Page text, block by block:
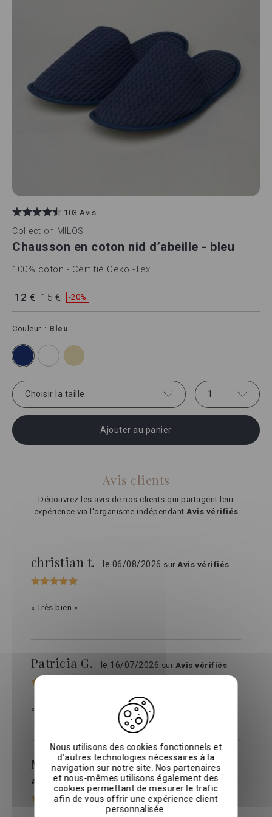
103 Avis
Collection MILOS
Chausson en coton nid d’abeille - bleu
100% coton - Certifié Oeko -Tex
12 € 15 € -20%
Couleur Bleu
Choisir la taille 1
Ajouter au panier
Avis clients
Découvrez les avis de nos clients qui partagent leur
expérience via l'organisme indépendant Avis vérifiés
christian t. le 06/08/2026 surAvis vérifiés
« Très bien »
Patricia G. le 16/07/2026 sur Avis vérifiés
« Impeccable »
Michel-François S.le 12/07/2026sur
Avis vérifiés
Nous utilisons des cookies fonctionnels et
d’autres technologies nécessaires à la
navigation sur notre site. Nos partenaires
et nous-mêmes utilisons également des
cookies permettant de mesurer le trafic
afin de vous offrir une expérience client
personnalisée.